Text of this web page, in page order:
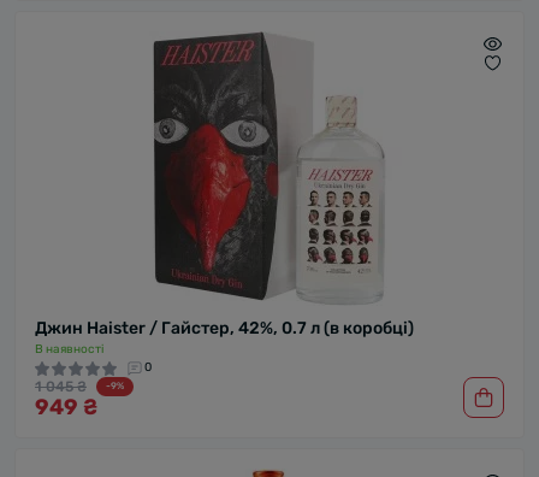
Джин Haister / Гайстер, 42%, 0.7 л (в коробці)
В наявності
0
1 045 ₴ -9%
949 ₴